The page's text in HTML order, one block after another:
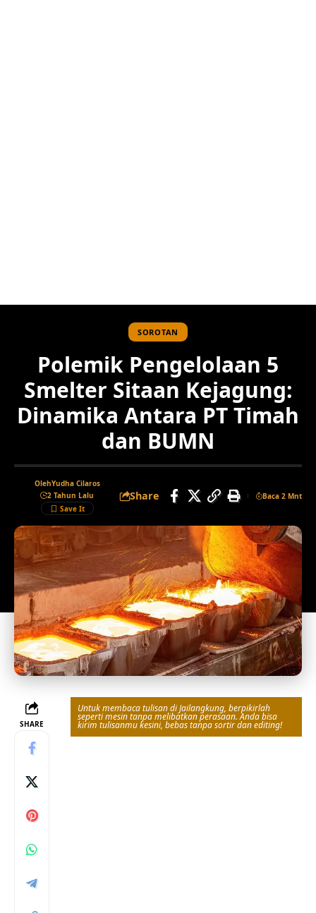
SOROTAN
Polemik Pengelolaan 5
Smelter Sitaan Kejagung:
Dinamika Antara PT Timah
dan BUMN
OlehYudha Cilaros
2 Tahun Lalu
Share Baca 2 Mnt
SHARE
Untuk membaca tulisan di Jailangkung, berpikirlah
seperti mesin tanpa melibatkan perasaan. Anda bisa
kirim tulisanmu kesini, bebas tanpa sortir dan editing!